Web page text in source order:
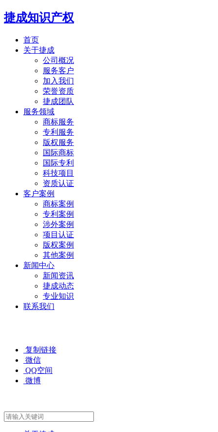
捷成知识产权
首页
关于捷成
公司概况
服务客户
加入我们
荣誉资质
捷成团队
服务领域
商标服务
专利服务
版权服务
国际商标
国际专利
科技项目
资质认证
客户案例
商标案例
专利案例
涉外案例
项目认证
版权案例
其他案例
新闻中心
新闻资讯
捷成动态
专业知识
联系我们
复制链接
微信
QQ空间
微博